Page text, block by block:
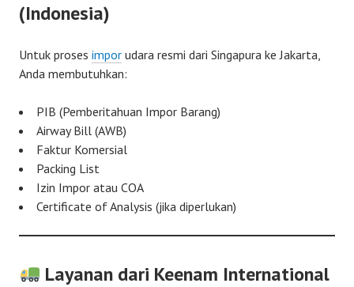
(Indonesia)
Untuk proses impor udara resmi dari Singapura ke Jakarta,
Anda membutuhkan:
PIB (Pemberitahuan Impor Barang)
Airway Bill (AWB)
Faktur Komersial
Packing List
Izin Impor atau COA
Certificate of Analysis (jika diperlukan)
Layanan dari Keenam International